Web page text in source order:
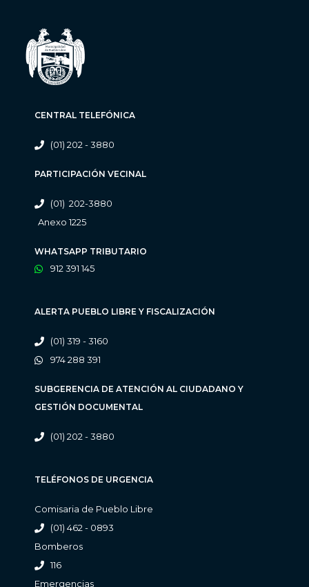
CENTRAL TELEFÓNICA
(01) 202 - 3880
PARTICIPACIÓN VECINAL
(01) 202-3880
Anexo 1225
WHATSAPP TRIBUTARIO
912 391 145
ALERTA PUEBLO LIBRE Y FISCALIZACIÓN
(01) 319 - 3160
974 288 391
SUBGERENCIA DE ATENCIÓN AL CIUDADANO Y
GESTIÓN DOCUMENTAL
(01) 202 - 3880
TELÉFONOS DE URGENCIA
Comisaria de Pueblo Libre
(01) 462 - 0893
Bomberos
116
Emergencias